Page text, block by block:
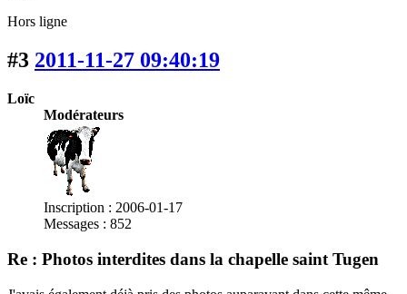
Hors ligne
#3 2011-11-27 09:40:19
Loïc
Modérateurs
Inscription : 2006-01-17
Messages : 852
Re : Photos interdites dans la chapelle saint Tugen